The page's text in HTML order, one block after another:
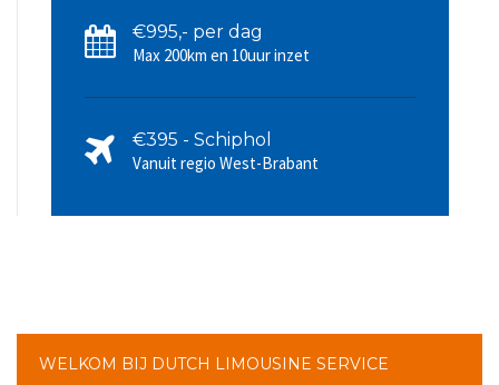
€995,- per dag
Max 200km en 10uur inzet
€395 - Schiphol
Vanuit regio West-Brabant
WELKOM BIJ DUTCH LIMOUSINE SERVICE